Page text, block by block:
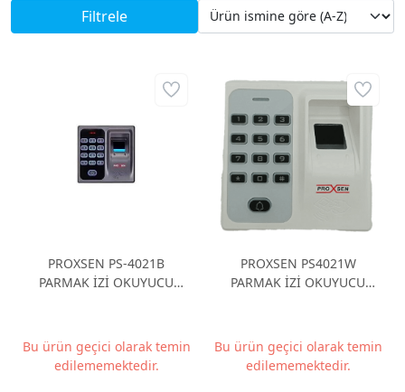
Filtrele
PROXSEN PS-4021B
PARMAK İZİ OKUYUCU
Bu ürün geçici olarak temin
edilememektedir.
PROXSEN PS4021W
PARMAK İZİ OKUYUCU
Bu ürün geçici olarak temin
edilememektedir.